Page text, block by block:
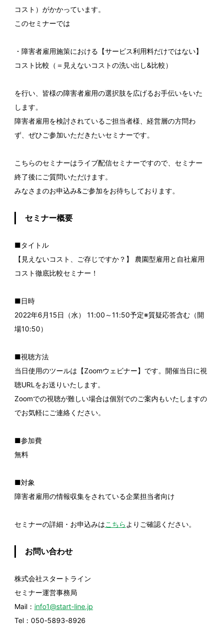
コスト）がかかっています。
このセミナーでは
・障害者雇用施策における【サービス利用料だけではない】
コスト比較（＝見えないコストの洗い出し&比較）
を行い、皆様の障害者雇用の選択肢を広げるお手伝いをいた
します。
障害者雇用を検討されているご担当者様、経営層の方問わ
ず、ぜひご参加いただきたいセミナーです。
こちらのセミナーはライブ配信セミナーですので、セミナー
終了後にご質問いただけます。
みなさまのお申込み&ご参加をお待ちしております。
セミナー概要
■タイトル
【見えないコスト、ご存じですか？】 農園型雇用と自社雇用
コスト徹底比較セミナー！
■日時
2022年6月15日（水） 11:00～11:50予定※質疑応答含む（開
場10:50）
■視聴方法
当日使用のツールは【Zoomウェビナー】です。開催当日に視
聴URLをお送りいたします。
Zoomでの視聴が難しい場合は個別でのご案内もいたしますの
でお気軽にご連絡ください。
■参加費
無料
■対象
障害者雇用の情報収集をされている企業担当者向け
セミナーの詳細・お申込みはこちら よりご確認ください。
お問い合わせ
株式会社スタートライン
セミナー運営事務局
Mail： info1@start-line.jp
Tel：050-5893-8926